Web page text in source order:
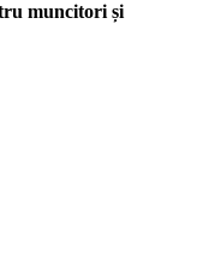
muncitori și